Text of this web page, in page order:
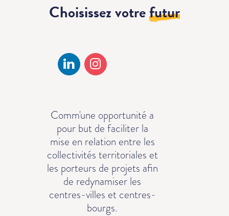
Choisissez votrefutur
Comm'une opportunité a
pour but de faciliter la
mise en relation entre les
collectivités territoriales et
les porteurs de projets afin
de redynamiser les
centres-villes et centres-
bourgs.